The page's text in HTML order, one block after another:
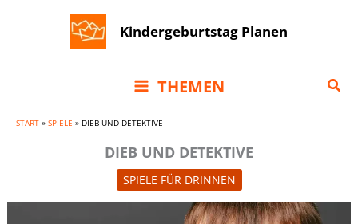
Kindergeburtstag Planen
THEMEN
START » SPIELE » DIEB UND DETEKTIVE
DIEB UND DETEKTIVE
SPIELE FÜR DRINNEN